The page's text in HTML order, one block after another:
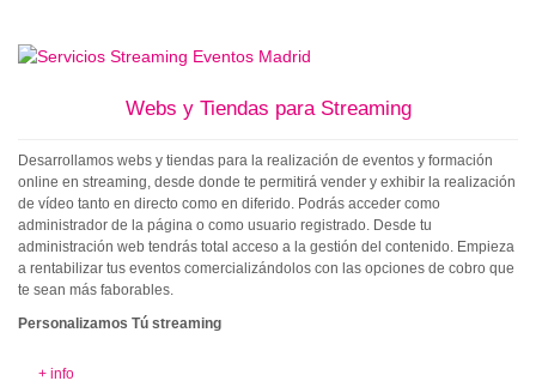
Webs y Tiendas para Streaming
Desarrollamos webs y tiendas para la realización de eventos y formación
online en streaming, desde donde te permitirá vender y exhibir la realización
de vídeo tanto en directo como en diferido. Podrás acceder como
administrador de la página o como usuario registrado. Desde tu
administración web tendrás total acceso a la gestión del contenido. Empieza
a rentabilizar tus eventos comercializándolos con las opciones de cobro que
te sean más faborables.
Personalizamos Tú streaming
+ info